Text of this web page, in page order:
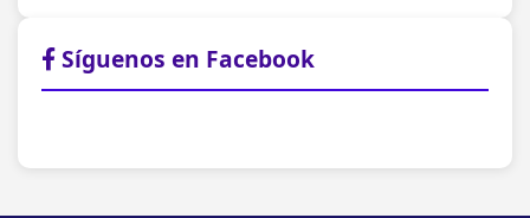
Síguenos en Facebook